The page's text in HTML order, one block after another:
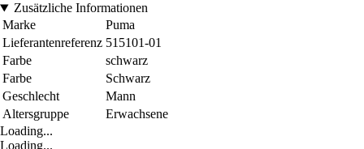
Zusätzliche Informationen
Marke
Puma
Lieferantenreferenz 515101-01
Farbe
schwarz
Farbe
Schwarz
Geschlecht
Mann
Altersgruppe
Erwachsene
Loading...
Loading...